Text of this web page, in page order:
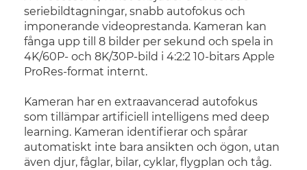
seriebildtagningar, snabb autofokus och
imponerande videoprestanda. Kameran kan
fånga upp till 8 bilder per sekund och spela in
4K/60P- och 8K/30P-bild i 4:2:2 10-bitars Apple
ProRes-format internt.
Kameran har en extraavancerad autofokus
som tillämpar artificiell intelligens med deep
learning. Kameran identifierar och spårar
automatiskt inte bara ansikten och ögon, utan
även djur, fåglar, bilar, cyklar, flygplan och tåg.